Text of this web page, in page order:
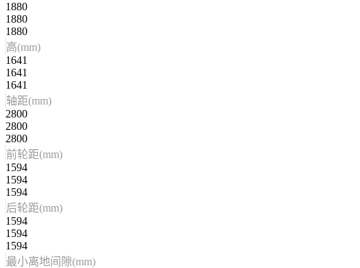
1880
1880
1880
高(mm)
1641
1641
1641
轴距(mm)
2800
2800
2800
前轮距(mm)
1594
1594
1594
后轮距(mm)
1594
1594
1594
最小离地间隙(mm)